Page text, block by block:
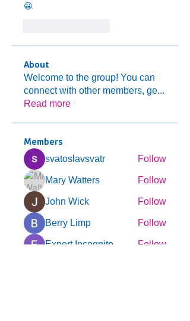
😀
About
Welcome to the group! You can
connect with other members, ge...
Read more
Members
svatoslavsvatr Follow
Mary Watters Follow
John Wick Follow
Berry Limp Follow
Expert Incognito
Follow